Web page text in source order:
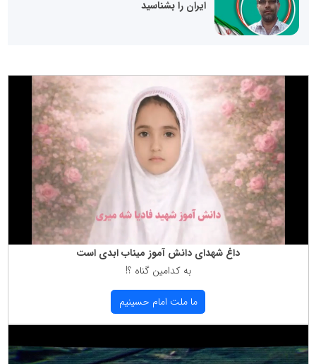
ایران را بشناسید
داغ شهدای دانش آموز میناب ابدی است
به كدامین گناه ؟!
ما ملت امام حسینیم